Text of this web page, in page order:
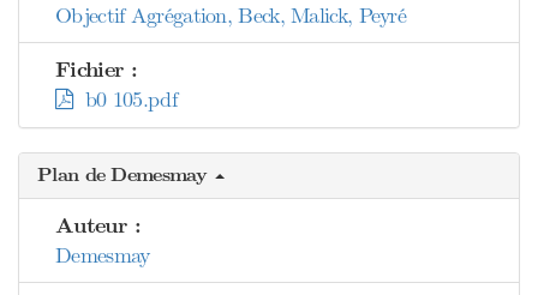
Objectif Agrégation, Beck, Malick, Peyré
Fichier :
b0 105.pdf
Plan de Demesmay
Auteur :
Demesmay